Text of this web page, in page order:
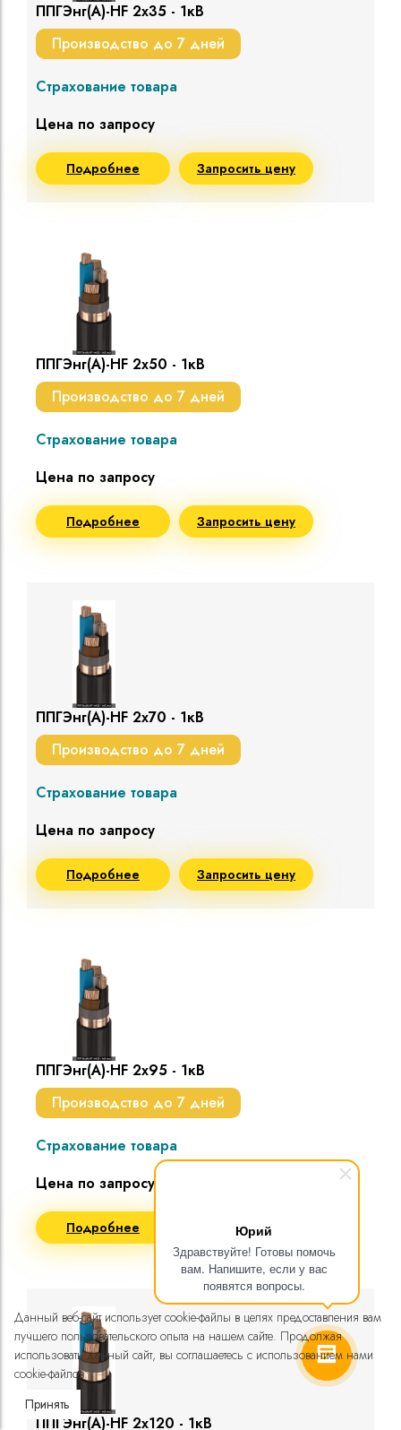
Юрий
Здравствуйте! Готовы помочь
вам. Напишите, если у вас
появятся вопросы.
ППГЭнг(A)-HF 2х35 - 1кВ
Производство до 7 дней
Страхование товара
Цена по запросу
Подробнее Запросить цену
ППГЭнг(A)-HF 2х50 - 1кВ
Производство до 7 дней
Страхование товара
Цена по запросу
Подробнее Запросить цену
ППГЭнг(A)-HF 2х70 - 1кВ
Производство до 7 дней
Страхование товара
Цена по запросу
Подробнее Запросить цену
ППГЭнг(A)-HF 2х95 - 1кВ
Производство до 7 дней
Страхование товара
Цена по запросу
Подробнее Запросить цену
ППГЭнг(A)-HF 2х120 - 1кВ
Данный веб-сайт использует cookie-файлы в целях предоставления вам
лучшего пользовательского опыта на нашем сайте. Продолжая
использовать данный сайт, вы соглашаетесь с использованием нами
cookie-файлов.
Принять